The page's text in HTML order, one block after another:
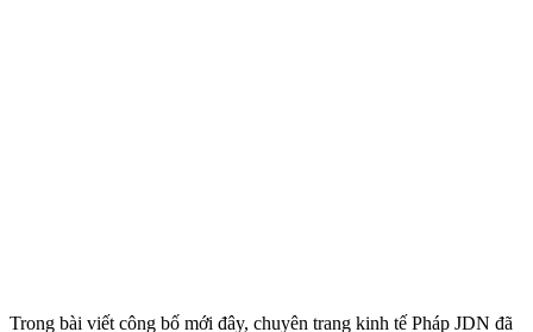
Trong bài viết công bố mới đây, chuyên trang kinh tế Pháp JDN đã